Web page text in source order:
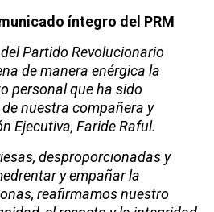
íntegro del PRM
Partido Revolucionario
de manera enérgica la
personal que ha sido
nuestra compañera y
Ejecutiva, Faride Raful.
desproporcionadas y
y empañar la
reafirmamos nuestro